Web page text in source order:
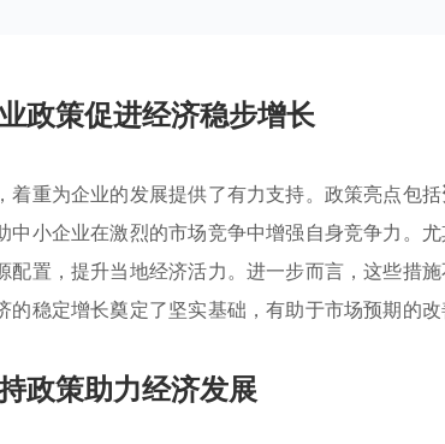
政策促进经济稳步增长
着重为企业的发展提供了有力支持。政策亮点包括
中小企业在激烈的市场竞争中增强自身竞争力。
置，提升当地经济活力。进一步而言，这些措施
稳定增长奠定了坚实基础，有助于市场预期的
政策助力经济发展